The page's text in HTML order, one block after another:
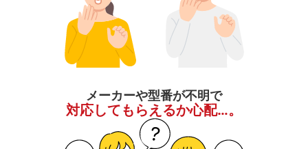
メーカーや型番が不明で
対応してもらえるか心配…。